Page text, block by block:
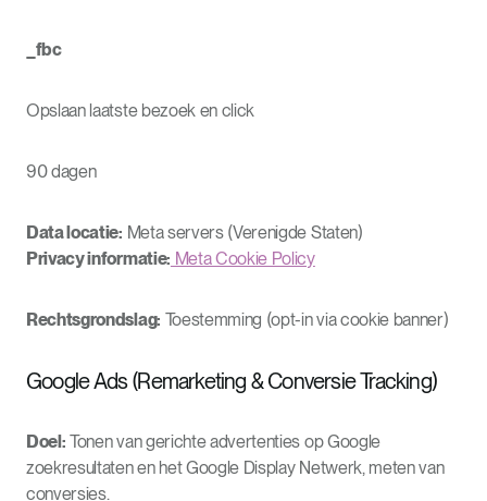
_fbc
Opslaan laatste bezoek en click
90 dagen
Data locatie: Meta servers (Verenigde Staten)
Privacy informatie: Meta Cookie Policy
Rechtsgrondslag: Toestemming (opt-in via cookie banner)
Google Ads (Remarketing & Conversie Tracking)
Doel: Tonen van gerichte advertenties op Google
zoekresultaten en het Google Display Netwerk, meten van
conversies.